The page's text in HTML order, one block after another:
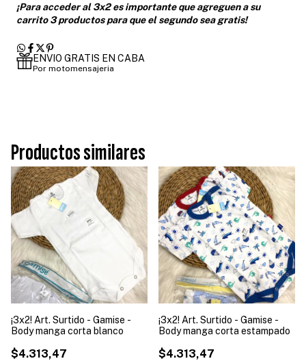
¡Para acceder al 3x2 es importante que agreguen a su
carrito 3 productos para que el segundo sea gratis!
ENVIO GRATIS EN CABA
Por motomensajeria
Productos similares
¡3x2! Art. Surtido - Gamise -
Body manga corta blanco
$4.313,47
¡3x2! Art. Surtido - Gamise -
Body manga corta estampado
$4.313,47